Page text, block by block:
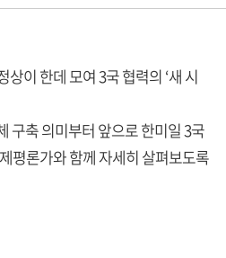
이 한데 모여 3국 협력의 ‘새 시
구축 의미부터 앞으로 한미일 3국
평론가와 함께 자세히 살펴보도록